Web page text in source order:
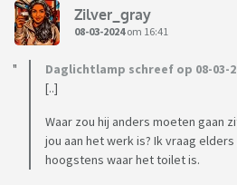
Zilver_gray
08-03-2024om 16:41
Daglichtlamp schreef op 08-03-
[..]
Waar zou hij anders moeten gaan
jou aan het werk is? Ik vraag
hoogstens waar het toilet is.